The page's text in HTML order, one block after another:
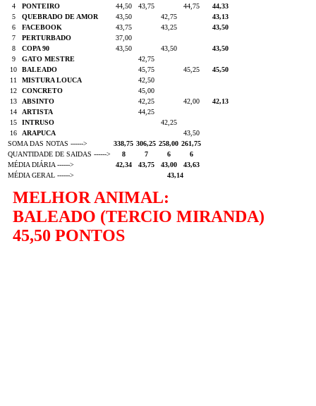
4
PONTEIRO 44,50 43,75 44,75
44,33
5
QUEBRADO DE AMOR 43,50 42,75
43,13
6
FACEBOOK 43,75 43,25
43,50
7
PERTURBADO
37,00
8
COPA 90 43,50 43,50
43,50
9
GATO MESTRE
42,75
10
BALEADO 45,75 45,25
45,50
11
MISTURA LOUCA
42,50
12
CONCRETO
45,00
13
ABSINTO 42,25 42,00
42,13
14
ARTISTA
44,25
15
INTRUSO
42,25
16
ARAPUCA
43,50
SOMA DAS NOTAS ------>
338,75 306,25 258,00 261,75
QUANTIDADE DE SAIDAS ------>
8 7 6
6
MÉDIA DIÁRIA ------>
42,34 43,75 43,00
43,63
MÉDIA GERAL ------>
43,14
MELHOR ANIMAL:
BALEADO (TERCIO MIRANDA)
45,50 PONTOS